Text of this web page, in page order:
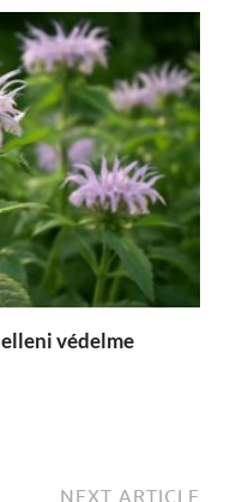
védelme
NEXT ARTICLE